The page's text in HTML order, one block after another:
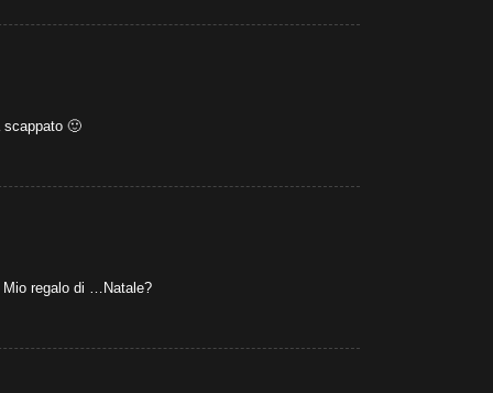
🙂
Mio regalo di …Natale?